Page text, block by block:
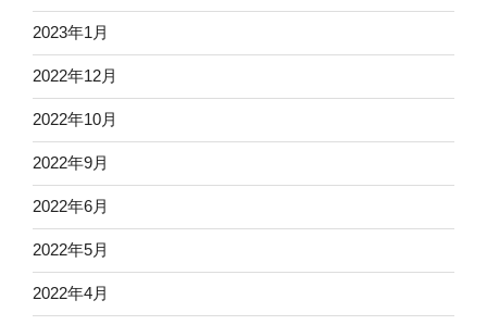
2023年1月
2022年12月
2022年10月
2022年9月
2022年6月
2022年5月
2022年4月